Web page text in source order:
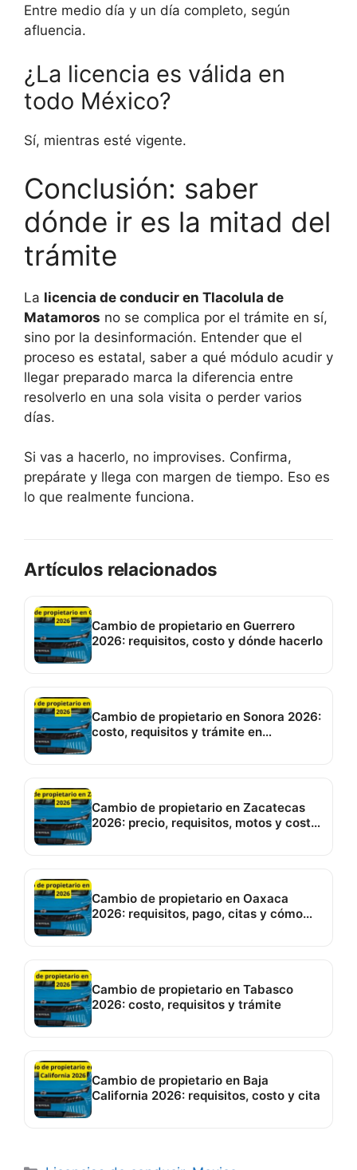
Entre medio día y un día completo, según
afluencia.
¿La licencia es válida en
todo México?
Sí, mientras esté vigente.
Conclusión: saber
dónde ir es la mitad del
trámite
La licencia de conducir en Tlacolula de
Matamoros no se complica por el trámite en sí,
sino por la desinformación. Entender que el
proceso es estatal, saber a qué módulo acudir y
llegar preparado marca la diferencia entre
resolverlo en una sola visita o perder varios
días.
Si vas a hacerlo, no improvises. Confirma,
prepárate y llega con margen de tiempo. Eso es
lo que realmente funciona.
Artículos relacionados
Cambio de propietario en Guerrero
2026: requisitos, costo y dónde hacerlo
Cambio de propietario en Sonora 2026:
costo, requisitos y trámite en
Cambio de propietario en Zacatecas
2026: precio, requisitos, motos y costo
Cambio de propietario en Oaxaca
2026: requisitos, pago, citas y cómo
Cambio de propietario en Tabasco
2026: costo, requisitos y trámite
Cambio de propietario en Baja
California 2026: requisitos, costo y cita